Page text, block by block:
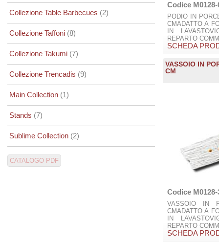
Collezione Table Barbecues (2)
Collezione Taffoni (8)
Collezione Takumi (7)
Collezione Trencadis (9)
Main Collection (1)
Stands (7)
Sublime Collection (2)
Codice M0128-
PODIO IN
CMADATTO A
IN
REPARTO
SCHEDA
VASSOIO IN
CM
Codice M0128-
VASSOIO IN
CMADATTO A
IN
REPARTO
SCHEDA